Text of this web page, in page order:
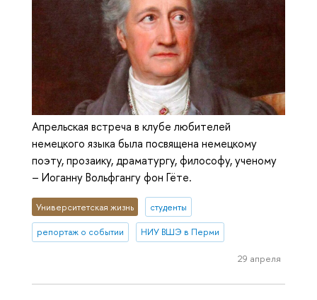
Апрельская встреча в клубе любителей
немецкого языка была посвящена немецкому
поэту, прозаику, драматургу, философу, ученому
– Иоганну Вольфгангу фон Гёте.
Университетская жизнь студенты
репортаж о событии НИУ ВШЭ в Перми
29 апреля